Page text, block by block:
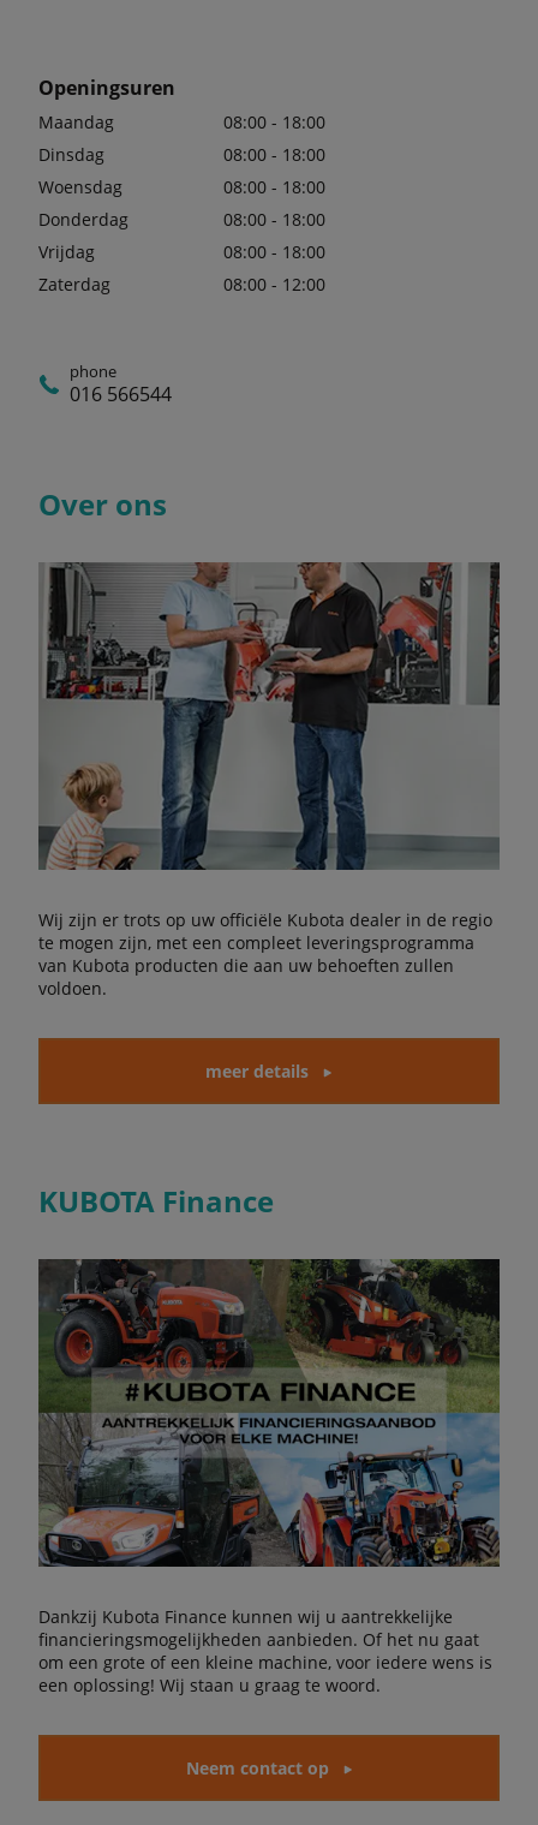
Openingsuren
Maandag
08:00 - 18:00
Dinsdag
08:00 - 18:00
Woensdag
08:00 - 18:00
Donderdag
08:00 - 18:00
Vrijdag
08:00 - 18:00
Zaterdag
08:00 - 12:00
phone
016 566544
Over ons
Wij zijn er trots op uw officiële Kubota dealer in de regio
te mogen zijn, met een compleet leveringsprogramma
van Kubota producten die aan uw behoeften zullen
voldoen.
meer details
KUBOTA Finance
Dankzij Kubota Finance kunnen wij u aantrekkelijke
financieringsmogelijkheden aanbieden. Of het nu gaat
om een grote of een kleine machine, voor iedere wens is
een oplossing! Wij staan u graag te woord.
Neem contact op